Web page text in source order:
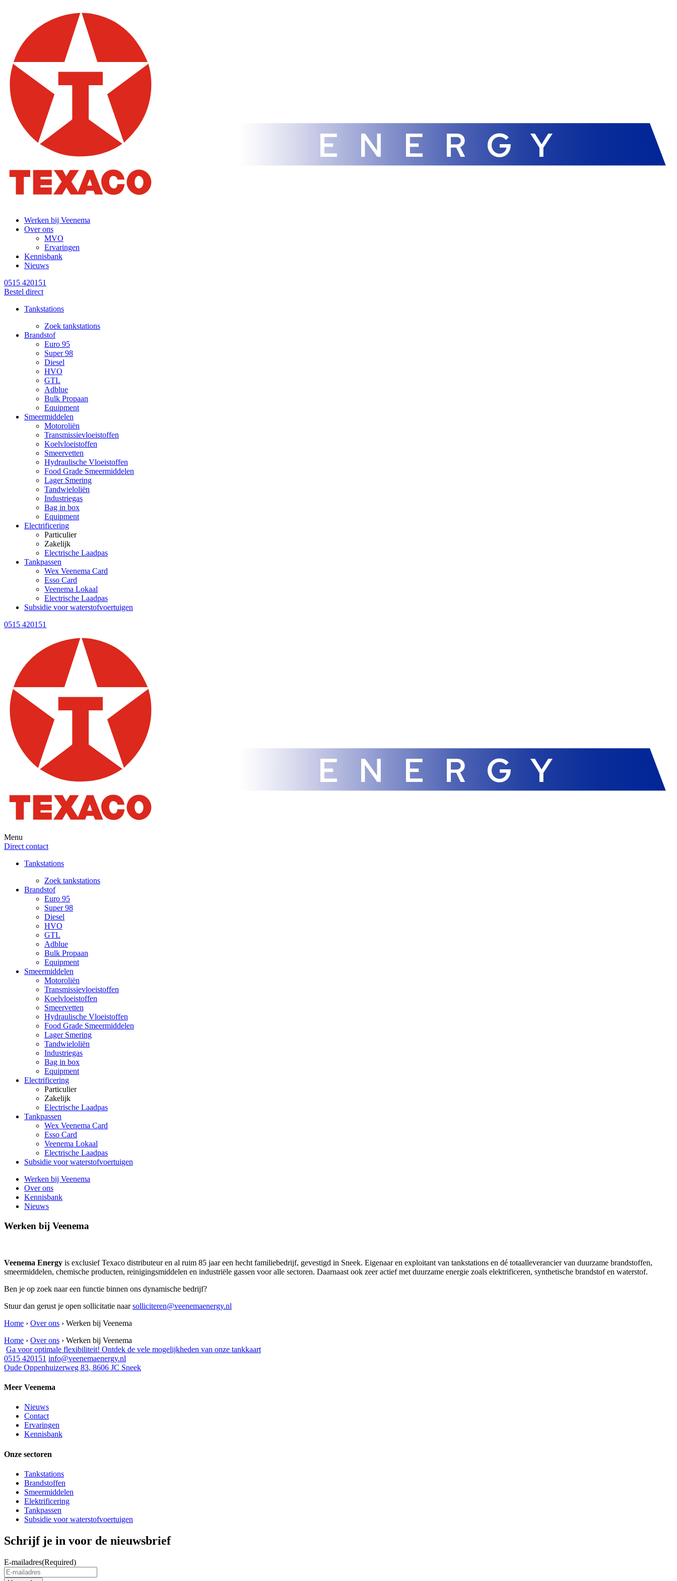
Werken bij Veenema
Over ons
MVO
Ervaringen
Kennisbank
Nieuws
0515 420151
Bestel direct
Tankstations
Zoek tankstations
Brandstof
Euro 95
Super 98
Diesel
HVO
GTL
Adblue
Bulk Propaan
Equipment
Smeermiddelen
Motoroliën
Transmissievloeistoffen
Koelvloeistoffen
Smeervetten
Hydraulische Vloeistoffen
Food Grade Smeermiddelen
Lager Smering
Tandwieloliën
Industriegas
Bag in box
Equipment
Electrificering
Particulier
Zakelijk
Electrische Laadpas
Tankpassen
Wex Veenema Card
Esso Card
Veenema Lokaal
Electrische Laadpas
Subsidie voor waterstofvoertuigen
0515 420151
Menu
Direct contact
Tankstations
Zoek tankstations
Brandstof
Euro 95
Super 98
Diesel
HVO
GTL
Adblue
Bulk Propaan
Equipment
Smeermiddelen
Motoroliën
Transmissievloeistoffen
Koelvloeistoffen
Smeervetten
Hydraulische Vloeistoffen
Food Grade Smeermiddelen
Lager Smering
Tandwieloliën
Industriegas
Bag in box
Equipment
Electrificering
Particulier
Zakelijk
Electrische Laadpas
Tankpassen
Wex Veenema Card
Esso Card
Veenema Lokaal
Electrische Laadpas
Subsidie voor waterstofvoertuigen
Werken bij Veenema
Over ons
Kennisbank
Nieuws
Werken bij Veenema
Veenema Energy is exclusief Texaco distributeur en al ruim 85 jaar een hecht familiebedrijf, gevestigd in Sneek. Eigenaar en exploitant van tankstations en dé totaalleverancier van duurzame brandstoffen,
smeermiddelen, chemische producten, reinigingsmiddelen en industriële gassen voor alle sectoren. Daarnaast ook zeer actief met duurzame energie zoals elektrificeren, synthetische brandstof en waterstof.
Ben je op zoek naar een functie binnen ons dynamische bedrijf?
Stuur dan gerust je open sollicitatie naarsolliciteren@veenemaenergy.nl
Home › Over ons › Werken bij Veenema
Home › Over ons › Werken bij Veenema
Ga voor optimale flexibiliteit! Ontdek de vele mogelijkheden van onze tankkaart
0515 420151 info@veenemaenergy.nl
Oude Oppenhuizerweg 83, 8606 JC Sneek
Meer Veenema
Nieuws
Contact
Ervaringen
Kennisbank
Onze sectoren
Tankstations
Brandstoffen
Smeermiddelen
Elektrificering
Tankpassen
Subsidie voor waterstofvoertuigen
Schrijf je in voor de nieuwsbrief
E-mailadres(Required)